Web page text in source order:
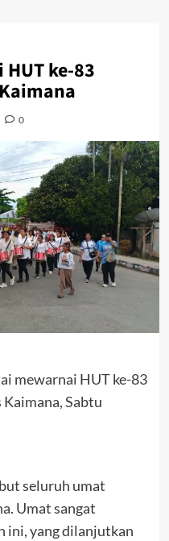
ke-83
0
mewarnai HUT ke-83
Sabtu
seluruh umat
Umat sangat
ini, yang dilanjutkan